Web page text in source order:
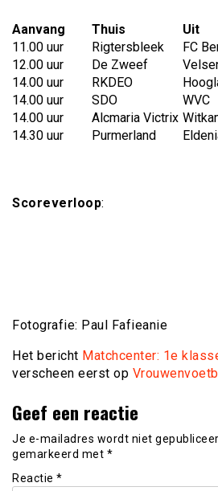
Aanvang Thuis Uit
11.00 uur
Rigtersbleek FC
12.00 uur
De Zweef
14.00 uur
RKDEO
14.00 uur
SDO WVC
14.00 uur
Alcmaria Victrix
14.30 uur
Purmerland
Scoreverloop:
Fotografie: Paul Fafieanie
Het bericht Matchcenter: 1e
verscheen eerst op
Geef een reactie
Je e-mailadres wordt niet
gemarkeerd met *
Reactie *